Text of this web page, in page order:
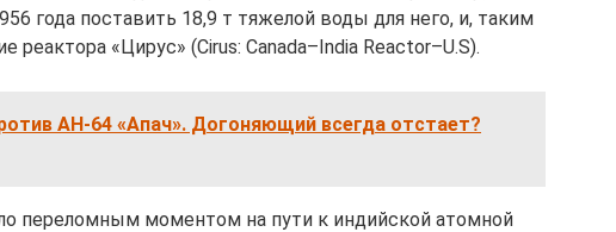
года поставить 18,9 т тяжелой воды для него, и, таким
реактора «Цирус» (Cirus: Canada–India Reactor–U.S).
AH-64 «Апач». Догоняющий всегда отстает?
переломным моментом на пути к индийской атомной